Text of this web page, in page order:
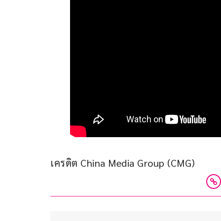
เครดิต China Media Group (CMG)